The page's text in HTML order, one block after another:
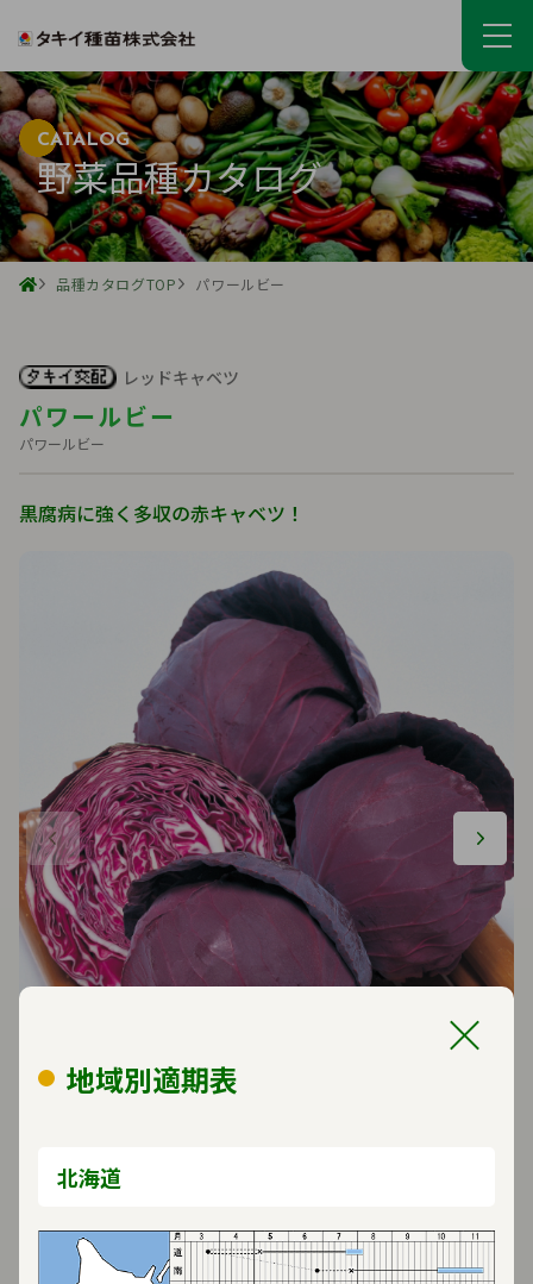
CATALOG
野菜品種カタログ
品種カタログTOP パワールビー
パワールビー
パワールビー
レッドキャベツ
黒腐病に強く多収の赤キャベツ！
地域別適期表
北海道